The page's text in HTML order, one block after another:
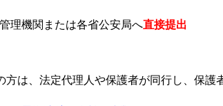
理機関または各省公安局へ直接提出
は、法定代理人や保護者が同行し、保護